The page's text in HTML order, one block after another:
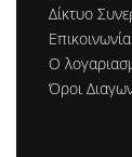
Δίκτυο
Επικοινωνία
Ο
Όροι